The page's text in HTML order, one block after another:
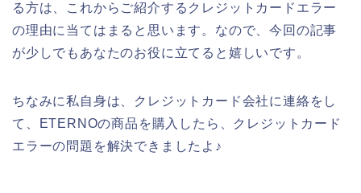
る方は、これからご紹介するクレジットカードエラー
の理由に当てはまると思います。なので、今回の記事
が少しでもあなたのお役に立てると嬉しいです。
ちなみに私自身は、クレジットカード会社に連絡をし
て、ETERNOの商品を購入したら、クレジットカード
エラーの問題を解決できましたよ♪